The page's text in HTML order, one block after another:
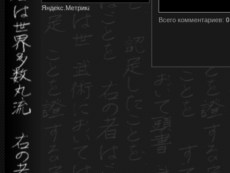
Всего комментариев: 0